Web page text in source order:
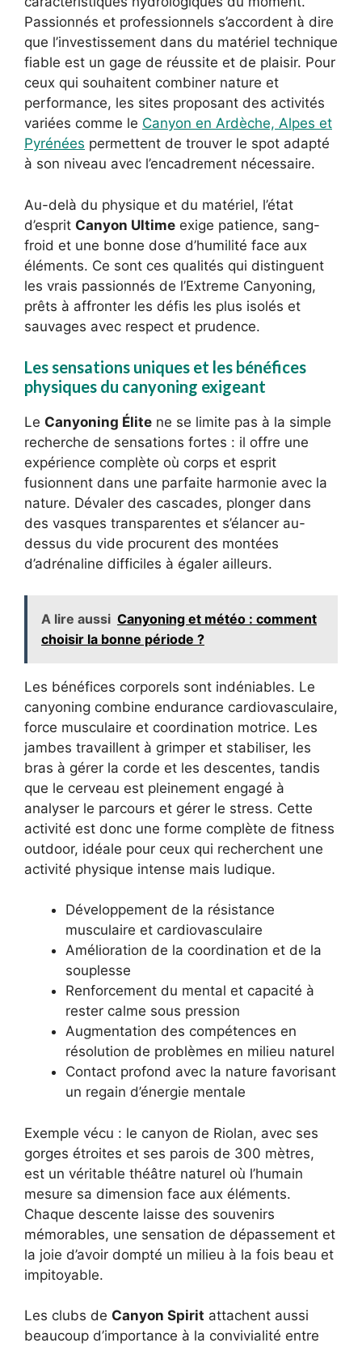
Passionnés et professionnels s’accordent à dire
que l’investissement dans du matériel technique
fiable est un gage de réussite et de plaisir. Pour
ceux qui souhaitent combiner nature et
performance, les sites proposant des activités
variées comme le Canyon en Ardèche, Alpes et
Pyrénées permettent de trouver le spot adapté
à son niveau avec l’encadrement nécessaire.
Au-delà du physique et du matériel, l’état
d’esprit Canyon Ultime exige patience, sang-
froid et une bonne dose d’humilité face aux
éléments. Ce sont ces qualités qui distinguent
les vrais passionnés de l’Extreme Canyoning,
prêts à affronter les défis les plus isolés et
sauvages avec respect et prudence.
Les sensations uniques et les bénéfices
physiques du canyoning exigeant
Le Canyoning Élite ne se limite pas à la simple
recherche de sensations fortes : il offre une
expérience complète où corps et esprit
fusionnent dans une parfaite harmonie avec la
nature. Dévaler des cascades, plonger dans
des vasques transparentes et s’élancer au-
dessus du vide procurent des montées
d’adrénaline difficiles à égaler ailleurs.
A lire aussi Canyoning et météo : comment
choisir la bonne période ?
Les bénéfices corporels sont indéniables. Le
canyoning combine endurance cardiovasculaire,
force musculaire et coordination motrice. Les
jambes travaillent à grimper et stabiliser, les
bras à gérer la corde et les descentes, tandis
que le cerveau est pleinement engagé à
analyser le parcours et gérer le stress. Cette
activité est donc une forme complète de fitness
outdoor, idéale pour ceux qui recherchent une
activité physique intense mais ludique.
Développement de la résistance
musculaire et cardiovasculaire
Amélioration de la coordination et de la
souplesse
Renforcement du mental et capacité à
rester calme sous pression
Augmentation des compétences en
résolution de problèmes en milieu naturel
Contact profond avec la nature favorisant
un regain d’énergie mentale
Exemple vécu : le canyon de Riolan, avec ses
gorges étroites et ses parois de 300 mètres,
est un véritable théâtre naturel où l’humain
mesure sa dimension face aux éléments.
Chaque descente laisse des souvenirs
mémorables, une sensation de dépassement et
la joie d’avoir dompté un milieu à la fois beau et
impitoyable.
Les clubs de Canyon Spirit attachent aussi
beaucoup d’importance à la convivialité entre